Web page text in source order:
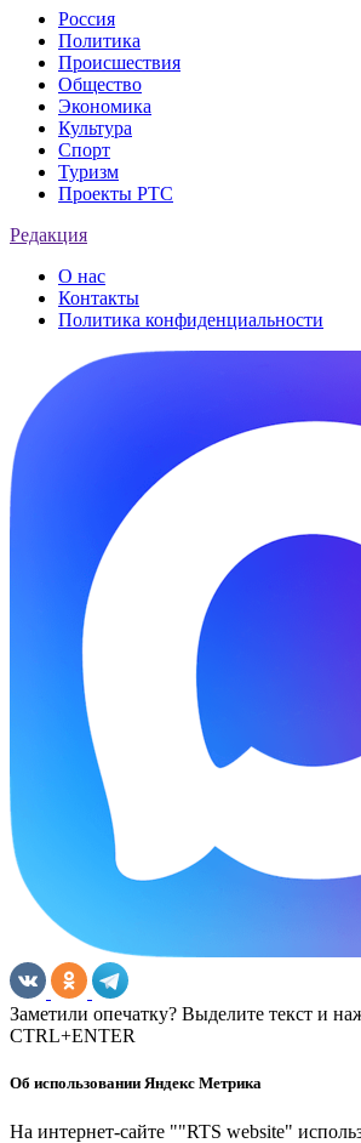
Россия
Политика
Происшествия
Общество
Экономика
Культура
Спорт
Туризм
Проекты РТС
Редакция
О нас
Контакты
Политика конфиденциальности
Заметили опечатку? Выделите текст и
CTRL+ENTER
Об использовании Яндекс Метрика
На интернет-сайте ""RTS website"